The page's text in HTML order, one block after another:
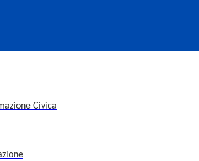
Civica